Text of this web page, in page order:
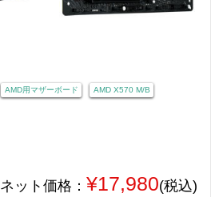
AMD用マザーボード AMD X570 M/B
ネット価格： ¥17,980(税込)